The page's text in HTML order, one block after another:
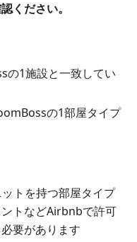
ください。
の1施設と一致してい
の1部屋タイプ
トを持つ部屋タイプ
トなどAirbnbで許可
要があります